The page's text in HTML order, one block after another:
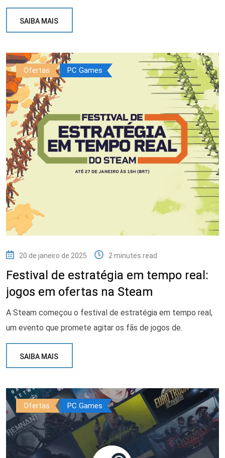
SAIBA MAIS
Ofertas PC Games
20 de janeiro de 2025 2 minutes read
Festival de estratégia em tempo real:
jogos em ofertas na Steam
A Steam começou o festival de estratégia em tempo real,
um evento que promete agitar os fãs de jogos de.
SAIBA MAIS
Ofertas PC Games